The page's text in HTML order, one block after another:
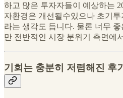
하고 많은 투자자들이 예상하는
자환경은 개선될수있으나 초기
라는 생각도 듭니다. 물론 너무
만 전반적인 시장 분위기 측면에
기회는 충분히 저렴해진 후